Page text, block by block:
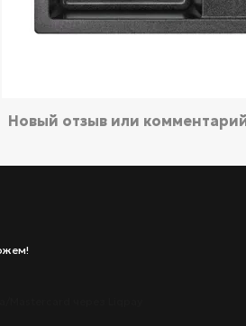
Новый отзыв или